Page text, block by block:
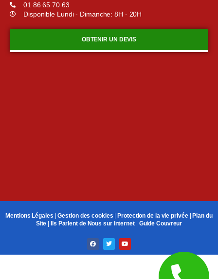
01 86 65 70 63
Disponible Lundi - Dimanche: 8H - 20H
OBTENIR UN DEVIS
Mentions Légales |Gestion des cookies |Protection de la vie privée|Plan du
Site |Ils Parlent de Nous sur Internet| Guide Couvreur